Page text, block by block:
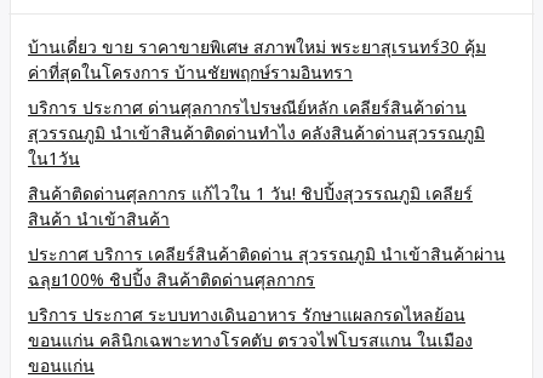
บ้านเดี่ยว ขาย ราคาขายพิเศษ สภาพใหม่ พระยาสุเรนทร์30 คุ้ม
ค่าที่สุดในโครงการ บ้านชัยพฤกษ์รามอินทรา
บริการ ประกาศ ด่านศุลกากรไปรษณีย์หลัก เคลียร์สินค้าด่าน
สุวรรณภูมิ นำเข้าสินค้าติดด่านทำไง คลังสินค้าด่านสุวรรณภูมิ
ใน1วัน
สินค้าติดด่านศุลกากร แก้ไวใน 1 วัน! ชิปปิ้งสุวรรณภูมิ เคลียร์
สินค้า นำเข้าสินค้า
ประกาศ บริการ เคลียร์สินค้าติดด่าน สุวรรณภูมิ นำเข้าสินค้าผ่าน
ฉลุย100% ชิปปิ้ง สินค้าติดด่านศุลกากร
บริการ ประกาศ ระบบทางเดินอาหาร รักษาแผลกรดไหลย้อน
ขอนแก่น คลินิกเฉพาะทางโรคตับ ตรวจไฟโบรสแกน ในเมือง
ขอนแก่น